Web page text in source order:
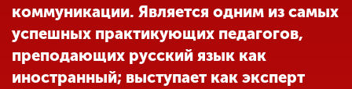
Сведения об
образовательной
организации
коммуникации. Является одним из самых
успешных практикующих педагогов,
преподающих русский язык как
иностранный; выступает как эксперт